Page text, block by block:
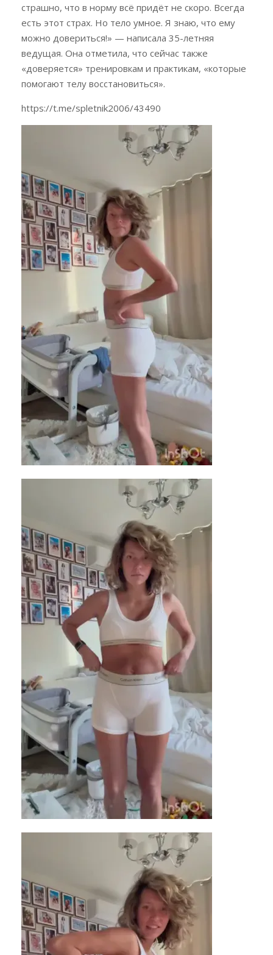
страшно, что в норму всё придёт не скоро. Всегда
есть этот страх. Но тело умное. Я знаю, что ему
можно довериться!» — написала 35-летняя
ведущая. Она отметила, что сейчас также
«доверяется» тренировкам и практикам, «которые
помогают телу восстановиться».
https://t.me/spletnik2006/43490